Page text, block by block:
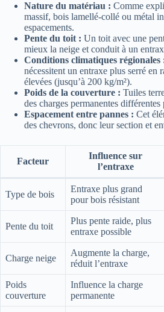
Nature du matériau : Comme
massif, bois lamellé-collé ou métal
espacements.
Pente du toit : Un toit avec une
mieux la neige et conduit à un
Conditions climatiques régionales
nécessitent un entraxe plus serré en
élevées (jusqu’à 200 kg/m²).
Poids de la couverture : Tuiles
des charges permanentes différentes
Espacement entre pannes : Cet
des chevrons, donc leur section et
Facteur
Influence sur
l’entraxe
Type de bois
Entraxe plus grand
pour bois résistant
Pente du toit
Plus pente raide, plus
entraxe possible
Charge neige
Augmente la charge,
réduit l’entraxe
Poids
couverture
Influence la charge
permanente